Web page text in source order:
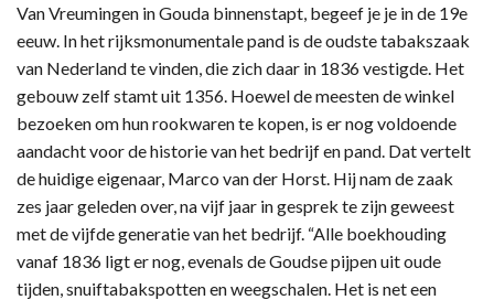
Van Vreumingen in Gouda binnenstapt, begeef je je in de 19e
eeuw. In het rijksmonumentale pand is de oudste tabakszaak
van Nederland te vinden, die zich daar in 1836 vestigde. Het
gebouw zelf stamt uit 1356. Hoewel de meesten de winkel
bezoeken om hun rookwaren te kopen, is er nog voldoende
aandacht voor de historie van het bedrijf en pand. Dat vertelt
de huidige eigenaar, Marco van der Horst. Hij nam de zaak
zes jaar geleden over, na vijf jaar in gesprek te zijn geweest
met de vijfde generatie van het bedrijf. “Alle boekhouding
vanaf 1836 ligt er nog, evenals de Goudse pijpen uit oude
tijden, snuiftabakspotten en weegschalen. Het is net een